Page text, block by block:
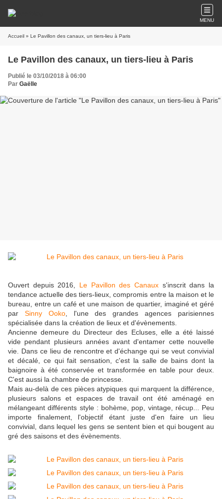
MENU
Accueil » Le Pavillon des canaux, un tiers-lieu à Paris
Le Pavillon des canaux, un tiers-lieu à Paris
Publié le 03/10/2018 à 06:00
Par Gaëlle
Ouvert depuis 2016, Le Pavillon des Canaux s'inscrit dans la
tendance actuelle des tiers-lieux, compromis entre la maison et le
bureau, entre un café et une maison de quartier, imaginé et géré
par Sinny Ooko, l'une des grandes agences parisiennes
spécialisée dans la création de lieux et d'évènements.
Ancienne demeure du Directeur des Ecluses, elle a été laissé
vide pendant plusieurs années avant d'entamer cette nouvelle
vie. Dans ce lieu de rencontre et d'échange qui se veut convivial
et décalé, ce qui fait sensation, c'est la salle de bains dont la
baignoire à été conservée et transformée en table pour deux.
C'est aussi la chambre de princesse.
Mais au-delà de ces pièces atypiques qui marquent la différence,
plusieurs salons et espaces de travail ont été aménagé en
mélangeant différents style : bohème, pop, vintage, récup... Peu
importe finalement, l'objectif étant juste d'en faire un lieu
convivial, dans lequel les gens se sentent bien et qui bougent au
gré des saisons et des évènements.